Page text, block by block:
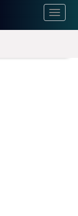
Toggle